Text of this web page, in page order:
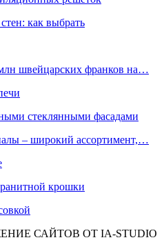
как выбрать
швейцарских франков на…
стеклянными фасадами
– широкий ассортимент,…
крошки
САЙТОВ ОТ IA-STUDIO